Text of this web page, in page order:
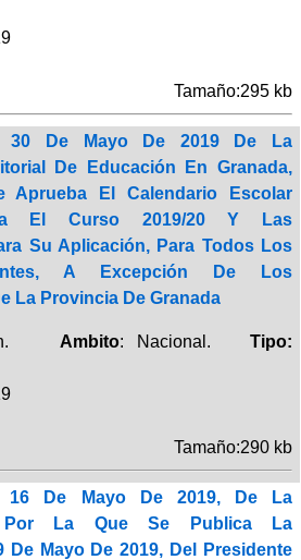
Tamaño:295 kb
30 De Mayo De 2019 De La
De Educación En Granada,
Aprueba El Calendario Escolar
El Curso 2019/20 Y Las
Su Aplicación, Para Todos Los
A Excepción De Los
La Provincia De Granada
Ambito: Nacional.Tipo:
Tamaño:290 kb
16 De Mayo De 2019, De La
Por La Que Se Publica La
De Mayo De 2019, Del Presidente